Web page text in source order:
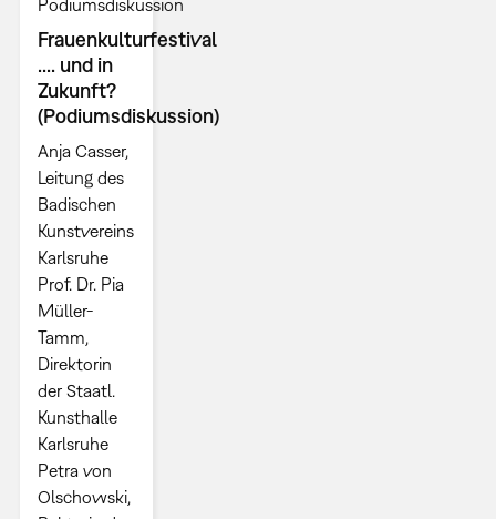
Podiumsdiskussion
Frauenkulturfestival
.... und in
Zukunft?
(Podiumsdiskussion)
Anja Casser,
Leitung des
Badischen
Kunstvereins
Karlsruhe
Prof. Dr. Pia
Müller-
Tamm,
Direktorin
der Staatl.
Kunsthalle
Karlsruhe
Petra von
Olschowski,